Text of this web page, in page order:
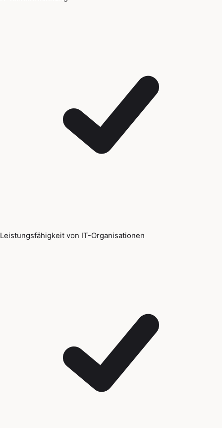
Leistungsfähigkeit von IT-Organisationen